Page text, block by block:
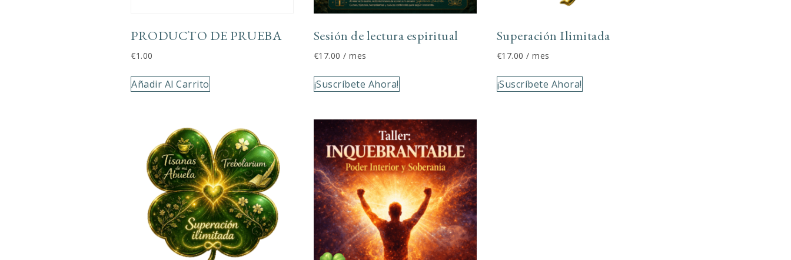
PRODUCTO DE PRUEBA
€1.00
Añadir Al Carrito
Sesión de lectura espiritual
€17.00 / mes
¡Suscríbete Ahora!
Superación Ilimitada
€17.00 / mes
¡Suscríbete Ahora!